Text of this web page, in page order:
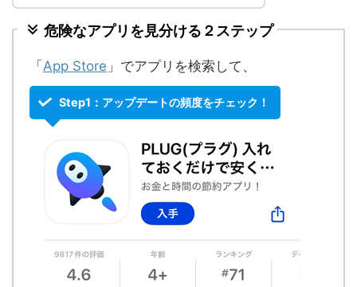
危険なアプリを見分ける２ステップ
「App Store 」でアプリを検索して、
Step1：アップデートの頻度をチェック！